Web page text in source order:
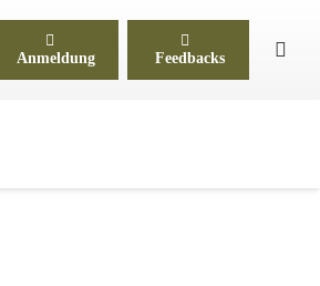
Anmeldung Feedbacks